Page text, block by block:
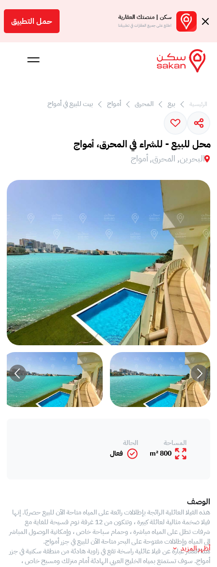
سكن | منصتك العقارية
اطلع على جميع العقارات في تطبيقنا حمل التطبيق
الرئيسية بيع المحرق أمواج بيت للبيع في أمواج
محل للبيع - للشراء في المحرق، أمواج
البحرين, المحرق, أمواج
المساحة
800 m²
الحالة
فعال
الوصف
هذه الفيلا العائلية الرائجة بإطلالات رائعة على المياه متاحة الآن للبيع حصريًا. إنها
فيلا ضخمة مثالية لعائلة كبيرة ، وتتكون من 12 غرفة نوم فسيحة للغاية مع
شرفات تطل على المياه مباشرة ، وحمام سباحة خاص ، وإمكانية الوصول المباشر
إلى المياه وإطلالات مفتوحة على البحر متاحة الآن للبيع في جزر أمواج.
هذا العقار عبارة عن فيلا عائلية راسخة تقع في زاوية هادئة من منطقة سكنية في جزر
أمواج. سوف تستمتع بمياه الخليج العربي الهادئة أمام منزلك ومسبح خاص ،
أظهر المزيد